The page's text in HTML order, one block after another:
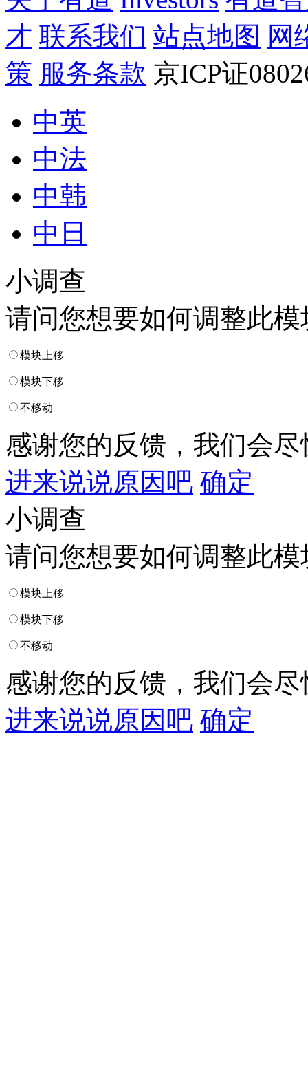
才 联系我们 站点地图 网
策 服务条款 京ICP证
中英
中法
中韩
中日
小调查
请问您想要如何调整此模
模块上移
模块下移
不移动
感谢您的反馈，我们会
进来说说原因吧 确定
小调查
请问您想要如何调整此模
模块上移
模块下移
不移动
感谢您的反馈，我们会
进来说说原因吧 确定